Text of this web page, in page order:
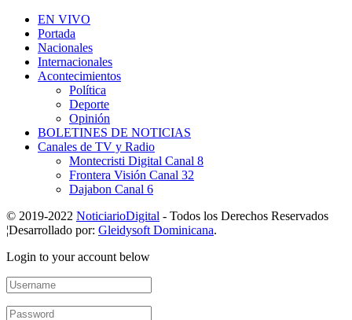
EN VIVO
Portada
Nacionales
Internacionales
Acontecimientos
Política
Deporte
Opinión
BOLETINES DE NOTICIAS
Canales de TV y Radio
Montecristi Digital Canal 8
Frontera Visión Canal 32
Dajabon Canal 6
© 2019-2022 NoticiarioDigital - Todos los Derechos Reservados
¦Desarrollado por: Gleidysoft Dominicana.
Login to your account below